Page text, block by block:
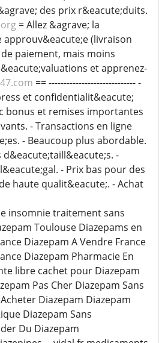
des prix r&eacute;duits.
= Allez &agrave; la
approuv&eacute;e (livraison
paiement, mais moins
et apprenez-
== ----------------------------- -
et confidentialit&eacute;
bonus et remises importantes
- Transactions en ligne
- Beaucoup plus abordable.
-
- Prix bas pour des
haute qualit&eacute;. - Achat
insomnie traitement sans
Toulouse Diazepams en
Diazepam A Vendre France
Diazepam Pharmacie En
libre cachet pour Diazepam
Pas Cher Diazepam Sans
Diazepam Diazepam
Diazepam Sans
Du Diazepam